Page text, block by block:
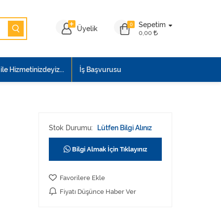
0 Sepetim
0,00
Üyelik
Hizmetinizdeyiz... İş Başvurusu
Stok Durumu: Lütfen Bilgi Alınız
Bilgi Almak İçin Tıklayınız
Favorilere Ekle
Fiyatı Düşünce Haber Ver